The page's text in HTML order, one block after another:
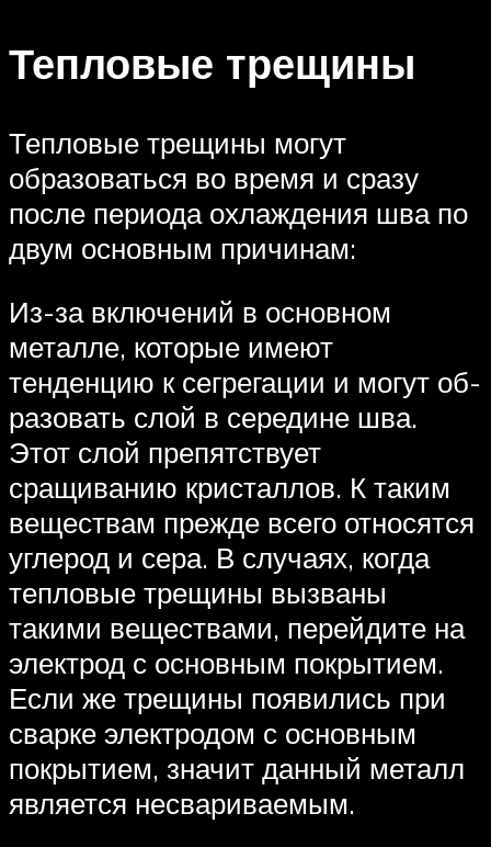
Тепловые трещины
Тепловые трещины могут
образоваться во время и сразу
после периода охлаждения шва по
двум основным причинам:
Из-за включений в основном
металле, которые имеют
тенденцию к сегрегации и могут об­
разовать слой в середине шва.
Этот слой препятствует
сращиванию кристаллов. К таким
вещест­вам прежде всего относятся
углерод и сера. В случаях, когда
тепловые трещины вызваны
такими веществами, перейдите на
электрод с основным покрытием.
Если же трещины появились при
сварке электродом с основным
покрытием, значит данный металл
является несвариваемым.